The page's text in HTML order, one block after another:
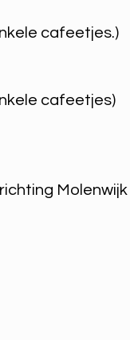
cafeetjes.)
cafeetjes)